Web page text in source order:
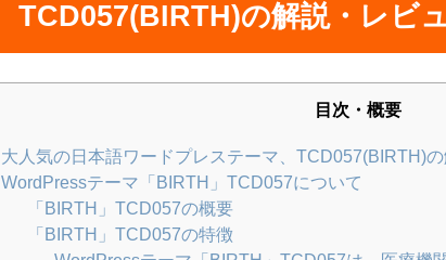
TCD057(BIRTH)の解説・レビ
目次・概要
大人気の日本語ワードプレステーマ、TCD057(BIRTH)
WordPressテーマ「BIRTH」TCD057について
「BIRTH」TCD057の概要
「BIRTH」TCD057の特徴